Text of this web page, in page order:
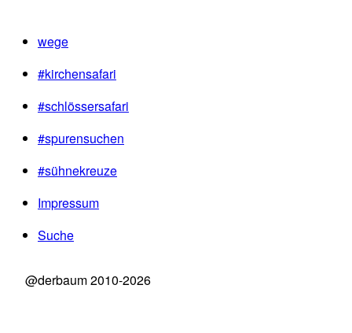
wege
#kirchensafari
#schlössersafari
#spurensuchen
#sühnekreuze
Impressum
Suche
@derbaum 2010-2026